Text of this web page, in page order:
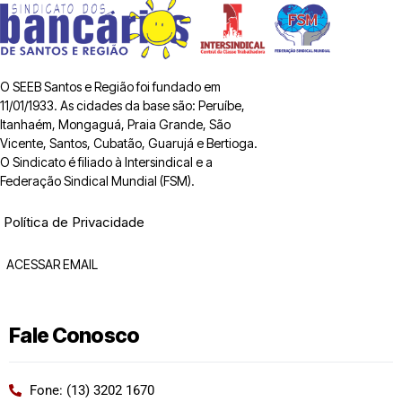
O SEEB Santos e Região foi fundado em
11/01/1933. As cidades da base são: Peruíbe,
Itanhaém, Mongaguá, Praia Grande, São
Vicente, Santos, Cubatão, Guarujá e Bertioga.
O Sindicato é filiado à Intersindical e a
Federação Sindical Mundial (FSM).
Política de Privacidade
ACESSAR EMAIL
Fale Conosco
Fone: (13) 3202 1670